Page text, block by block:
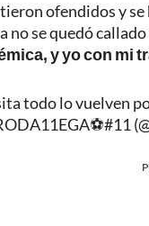
ofendidos y
se quedó
y yo con mi
todo lo vuelven